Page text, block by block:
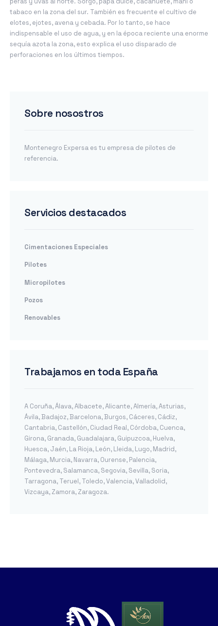
tabaco en la zona del sur. También es frecuente el cultivo de
elotes, ejotes, avena y cebada. Por lo tanto, se hace
indispensable el uso de agua, y en la época reciente una enorme
sequía azota la zona, esto explica el uso disparado de
perforaciones en los últimos tiempos.
Sobre nosostros
Montenegro Expersa es tu empresa de pilotes de
referencia.
Servicios destacados
Cimentaciones Especiales
Pilotes
Micropilotes
Pozos
Renovables
Trabajamos en toda España
A Coruña,Álava,Albacete,Alicante,Almería,Asturias,
Ávila,Badajoz,Barcelona,Burgos, Cáceres, Cádiz,
Cantabria, Castellón, Ciudad Real, Córdoba, Cuenca,
Girona, Granada, Guadalajara, Guipuzcoa, Huelva,
Huesca, Jaén, La Rioja, León, Lleida, Lugo, Madrid,
Málaga, Murcia, Navarra, Ourense, Palencia,
Pontevedra, Salamanca, Segovia, Sevilla, Soria,
Tarragona, Teruel, Toledo,Valencia,Valladolid,
Vizcaya, Zamora, Zaragoza.